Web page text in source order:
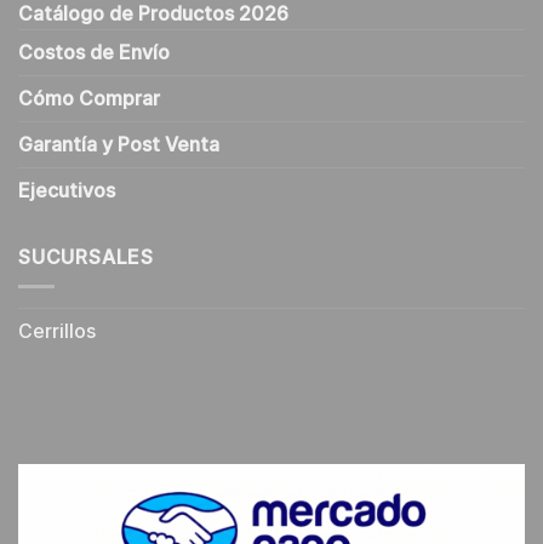
Catálogo de Productos 2026
Costos de Envío
Cómo Comprar
Garantía y Post Venta
Ejecutivos
SUCURSALES
Cerrillos